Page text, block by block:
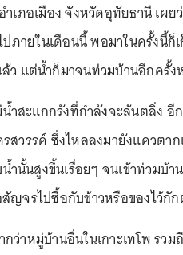
เภอเมือง จังหวัดอุทัยธานี เผย
ภายในเดือนนี้ พอมาในครั้งนี้ก็
ว แต่น้ำก็มาจนท่วมบ้านอีกครั้ง
ำสะแกกรังที่กำลังจะล้นตลิ่ง อี
สวรรค์ ซึ่งไหลลงมายังแควตา
ำนั้นสูงขึ้นเรื่อยๆ จนเข้าท่วมบ้
ญจรไปซื้อกับข้าวหรือของไว้กั
าหมู่บ้านอื่นในเกาะเทโพ รวม